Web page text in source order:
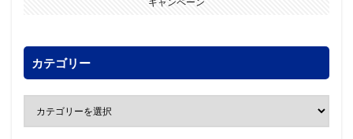
カテゴリー